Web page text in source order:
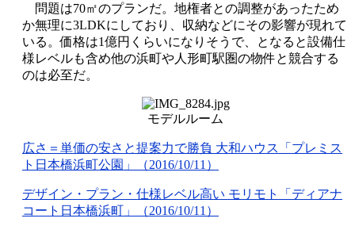
問題は70㎡のプランだ。地権者との調整があったため
か無理に3LDKにしており、収納などにその影響が現れて
いる。価格は1億円くらいになりそうで、となると設備仕
様レベルも含め他の浜町や人形町駅圏の物件と競合する
のは必至だ。
モデルルーム
広さ＝単価の安さと提案力で勝負 大和ハウス「プレミス
ト日本橋浜町公園」（2016/10/11）
デザイン・プラン・仕様レベル高い モリモト「ディアナ
コート日本橋浜町」（2016/10/11）